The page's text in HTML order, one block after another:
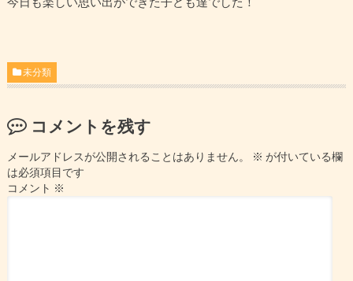
未分類
コメントを残す
メールアドレスが公開されることはありません。 ※ が付いている欄
は必須項目です
コメント ※